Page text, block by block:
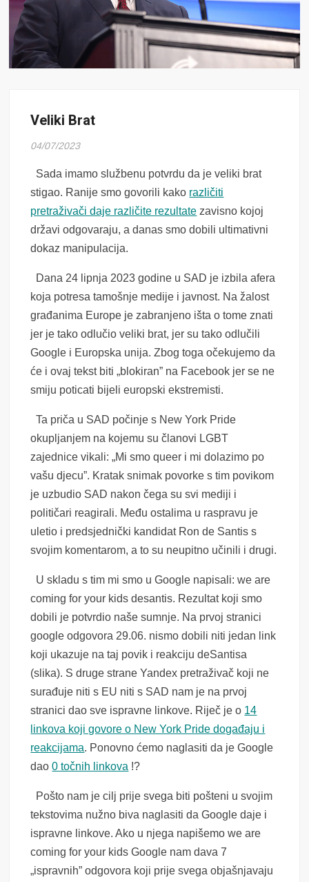
Veliki Brat
04/07/2023
Sada imamo službenu potvrdu da je veliki brat
stigao. Ranije smo govorili kako različiti
pretraživači daje različite rezultate zavisno kojoj
državi odgovaraju, a danas smo dobili ultimativni
dokaz manipulacija.
Dana 24 lipnja 2023 godine u SAD je izbila afera
koja potresa tamošnje medije i javnost. Na žalost
građanima Europe je zabranjeno išta o tome znati
jer je tako odlučio veliki brat, jer su tako odlučili
Google i Europska unija. Zbog toga očekujemo da
će i ovaj tekst biti „blokiran” na Facebook jer se ne
smiju poticati bijeli europski ekstremisti.
Ta priča u SAD počinje s New York Pride
okupljanjem na kojemu su članovi LGBT
zajednice vikali: „Mi smo queer i mi dolazimo po
vašu djecu”. Kratak snimak povorke s tim povikom
je uzbudio SAD nakon čega su svi mediji i
političari reagirali. Među ostalima u raspravu je
uletio i predsjednički kandidat Ron de Santis s
svojim komentarom, a to su neupitno učinili i drugi.
U skladu s tim mi smo u Google napisali: we are
coming for your kids desantis. Rezultat koji smo
dobili je potvrdio naše sumnje. Na prvoj stranici
google odgovora 29.06. nismo dobili niti jedan link
koji ukazuje na taj povik i reakciju deSantisa
(slika). S druge strane Yandex pretraživač koji ne
surađuje niti s EU niti s SAD nam je na prvoj
stranici dao sve ispravne linkove. Riječ je o 14
linkova koji govore o New York Pride događaju i
reakcijama. Ponovno ćemo naglasiti da je Google
dao0 točnih linkova !?
Pošto nam je cilj prije svega biti pošteni u svojim
tekstovima nužno biva naglasiti da Google daje i
ispravne linkove. Ako u njega napišemo we are
coming for your kids Google nam dava 7
„ispravnih” odgovora koji prije svega objašnjavaju